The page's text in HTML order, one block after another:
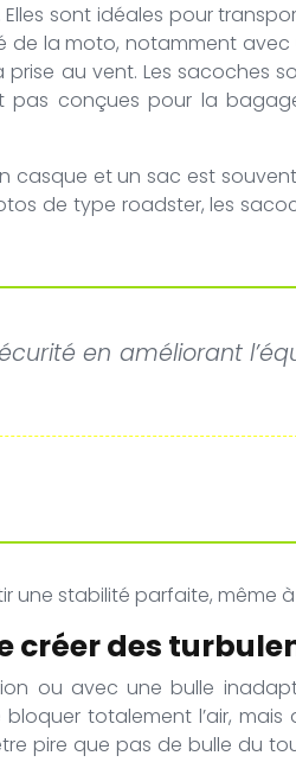
sont idéales pour
de la moto, notamment avec
prise au vent. Les sacoches
pas conçues pour la
et un sac est
de type roadster, les
en améliorant
une stabilité parfaite, même
créer des
ou avec une bulle
totalement l’air, mais
pire que pas de bulle du